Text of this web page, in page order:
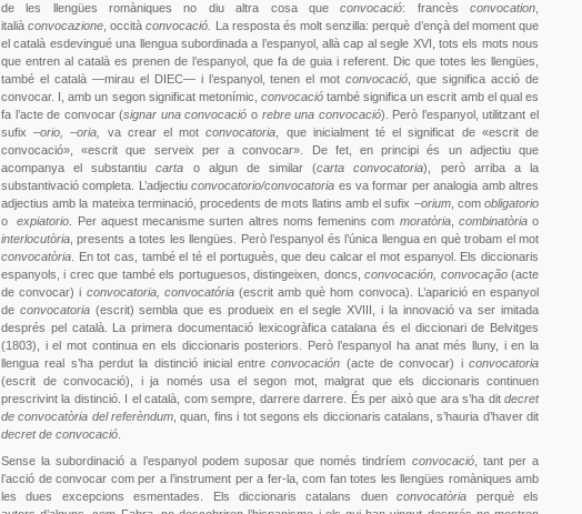
de les llengües romàniques no diu altra cosa queconvocació: francèsconvocation
italiàconvocazione , occitàconvocació.
La resposta és molt senzilla: perquè d’ençà del moment que
el català esdevingué una llengua subordinada a l’espanyol, allà cap al segle XVI, tots els mots nous
que entren al català es prenen de l’espanyol, que fa de guia i referent. Dic que totes les llengües,
també el català —mirau el DIEC— i l’espanyol, tenen el motconvocació , que significa acció de
convocar. I, amb un segon significat metonímic, convocaciótambé significa un escrit amb el qual es
fa l’acte de convocar (signar una convocacióo rebre una convocació). Però l’espanyol, utilitzant el
sufix–orio,–oria, va crear el motconvocatoria , que inicialment té el significat de «escrit de
convocació», «escrit que serveix per a convocar». De fet, en principi és un adjectiu que
acompanya el substantiucarta o algun de similar (carta convocatoria), però arriba a la
substantivació completa. L’adjectiuconvocatorio/convocatoria es va formar per analogia amb altres
adjectius amb la mateixa terminació, procedents de mots llatins amb el sufix –orium, comobligatorio
oexpiatorio . Per aquest mecanisme surten altres noms femenins com moratòria, combinatòriao
interlocutòria , presents a totes les llengües. Però l’espanyol és l’única llengua en què trobam el mot
convocatòria . En tot cas, també el té el portuguès, que deu calcar el mot espanyol. Els diccionaris
espanyols, i crec que també els portuguesos, distingeixen, doncs,convocación, convocação(acte
de convocar) i convocatoria, convocatória(escrit amb què hom convoca). L’aparició en espanyol
de convocatoria(escrit) sembla que es produeix en el segle XVIII, i la innovació va ser imitada
després pel català. La primera documentació lexicogràfica catalana és el diccionari de Belvitges
(1803), i el mot continua en els diccionaris posteriors. Però l’espanyol ha anat més lluny, i en la
llengua real s’ha perdut la distinció inicial entreconvocación (acte de convocar) iconvocatoria
(escrit de convocació), i ja només usa el segon mot, malgrat que els diccionaris continuen
prescrivint la distinció. I el català, com sempre, darrere darrere. És per això que ara s’ha dit decret
de convocatòria del referèndum , quan, fins i tot segons els diccionaris catalans, s’hauria d’haver dit
decret de convocació
Sense la subordinació a l’espanyol podem suposar que només tindríem convocació, tant per a
l’acció de convocar com per a l’instrument per a fer-la, com fan totes les llengües romàniques amb
les dues excepcions esmentades. Els diccionaris catalans duenconvocatòria perquè els